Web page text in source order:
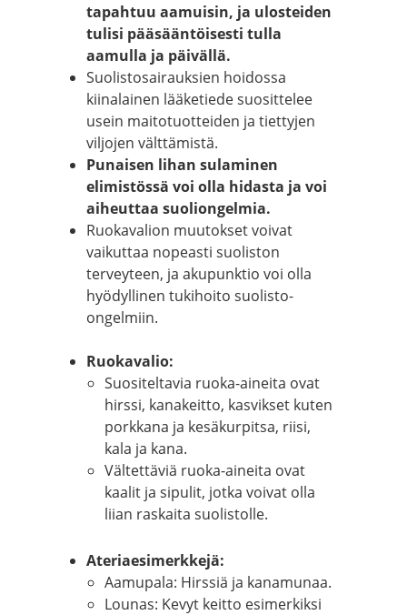
tapahtuu aamuisin, ja ulosteiden
tulisi pääsääntöisesti tulla
aamulla ja päivällä.
Suolistosairauksien hoidossa
kiinalainen lääketiede suosittelee
usein maitotuotteiden ja tiettyjen
viljojen välttämistä.
Punaisen lihan sulaminen
elimistössä voi olla hidasta ja voi
aiheuttaa suoliongelmia.
Ruokavalion muutokset voivat
vaikuttaa nopeasti suoliston
terveyteen, ja akupunktio voi olla
hyödyllinen tukihoito suolisto-
ongelmiin.
Ruokavalio:
Suositeltavia ruoka-aineita ovat
hirssi, kanakeitto, kasvikset kuten
porkkana ja kesäkurpitsa, riisi,
kala ja kana.
Vältettäviä ruoka-aineita ovat
kaalit ja sipulit, jotka voivat olla
liian raskaita suolistolle.
Ateriaesimerkkejä:
Aamupala: Hirssiä ja kanamunaa.
Lounas: Kevyt keitto esimerkiksi